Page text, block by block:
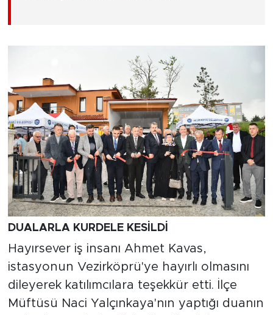
DUALARLA KURDELE KESİLDİ
Hayırsever iş insanı Ahmet Kavas,
istasyonun Vezirköprü'ye hayırlı olmasını
dileyerek katılımcılara teşekkür etti. İlçe
Müftüsü Naci Yalçınkaya'nın yaptığı duanın